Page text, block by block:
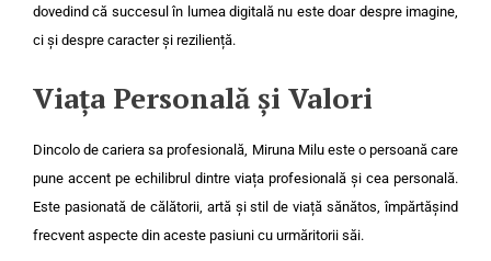
dovedind că succesul în lumea digitală nu este doar despre imagine,
ci și despre caracter și reziliență.
Viața Personală și Valori
Dincolo de cariera sa profesională, Miruna Milu este o persoană care
pune accent pe echilibrul dintre viața profesională și cea personală.
Este pasionată de călătorii, artă și stil de viață sănătos, împărtășind
frecvent aspecte din aceste pasiuni cu urmăritorii săi.